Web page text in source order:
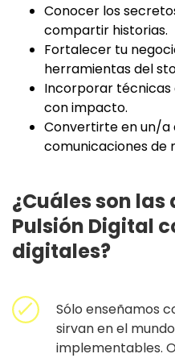
Conocer los
compartir historias.
Fortalecer tu
herramientas del
Incorporar
con impacto.
Convertirte en un/a
comunicaciones de
¿Cuáles son
Pulsión Digital
digitales?
Sólo enseñamos
sirvan en el
implementables.